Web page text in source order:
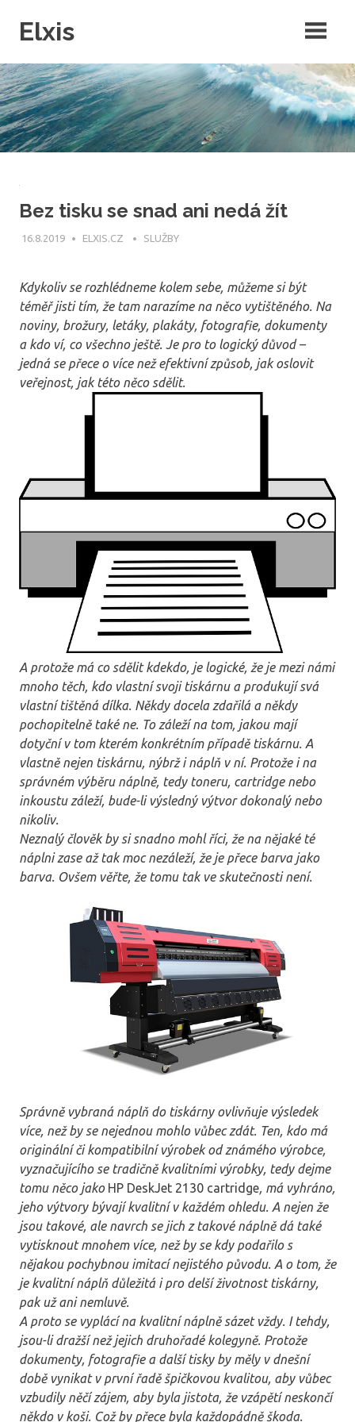
Elxis
intenretový magazín, ve kterém by byly rubriky pro každého? Přesně
to jsme pro vás udělali a navíc do něj můžete publikovat i vy!
Bez tisku se snad ani nedá žít
16.8.2019 ELXIS.CZ SLUŽBY
Kdykoliv se rozhlédneme kolem sebe, můžeme si být
téměř jisti tím, že tam narazíme na něco vytištěného. Na
noviny, brožury, letáky, plakáty, fotografie, dokumenty
a kdo ví, co všechno ještě. Je pro to logický důvod –
jedná se přece o více než efektivní způsob, jak oslovit
veřejnost, jak této něco sdělit.
A protože má co sdělit kdekdo, je logické, že je mezi námi
mnoho těch, kdo vlastní svoji tiskárnu a produkují svá
vlastní tištěná dílka. Někdy docela zdařilá a někdy
pochopitelně také ne. To záleží na tom, jakou mají
dotyční v tom kterém konkrétním případě tiskárnu. A
vlastně nejen tiskárnu, nýbrž i náplň v ní. Protože i na
správném výběru náplně, tedy toneru, cartridge nebo
inkoustu záleží, bude-li výsledný výtvor dokonalý nebo
nikoliv.
Neznalý člověk by si snadno mohl říci, že na nějaké té
náplni zase až tak moc nezáleží, že je přece barva jako
barva. Ovšem věřte, že tomu tak ve skutečnosti není.
Správně vybraná náplň do tiskárny ovlivňuje výsledek
více, než by se nejednou mohlo vůbec zdát. Ten, kdo má
originální či kompatibilní výrobek od známého výrobce,
vyznačujícího se tradičně kvalitními výrobky, tedy dejme
tomu něco jako HP DeskJet 2130 cartridge, má vyhráno,
jeho výtvory bývají kvalitní v každém ohledu. A nejen že
jsou takové, ale navrch se jich z takové náplně dá také
vytisknout mnohem více, než by se kdy podařilo s
nějakou pochybnou imitací nejistého původu. A o tom, že
je kvalitní náplň důležitá i pro delší životnost tiskárny,
pak už ani nemluvě.
A proto se vyplácí na kvalitní náplně sázet vždy. I tehdy,
jsou-li dražší než jejich druhořadé kolegyně. Protože
dokumenty, fotografie a další tisky by měly v dnešní
době vynikat v první řadě špičkovou kvalitou, aby vůbec
vzbudily něčí zájem, aby byla jistota, že vzápětí neskončí
někdo v koši. Což by přece byla každopádně škoda.